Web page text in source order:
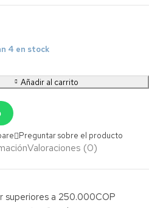
4 en stock
Añadir al carrito
Preguntar sobre el producto
Valoraciones (0)
superiores a 250.000COP